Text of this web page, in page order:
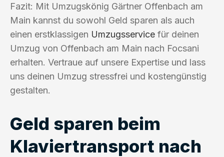
Fazit: Mit Umzugskönig Gärtner Offenbach am
Main kannst du sowohl Geld sparen als auch
einen erstklassigen Umzugsservice für deinen
Umzug von Offenbach am Main nach Focsani
erhalten. Vertraue auf unsere Expertise und lass
uns deinen Umzug stressfrei und kostengünstig
gestalten.
Geld sparen beim
Klaviertransport nach